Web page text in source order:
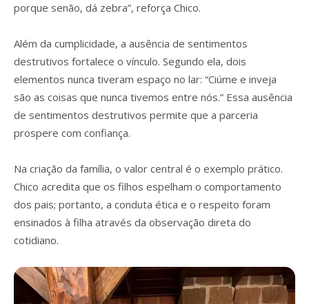
porque senão, dá zebra”, reforça Chico.
Além da cumplicidade, a ausência de sentimentos
destrutivos fortalece o vínculo. Segundo ela, dois
elementos nunca tiveram espaço no lar: “Ciúme e inveja
são as coisas que nunca tivemos entre nós.” Essa ausência
de sentimentos destrutivos permite que a parceria
prospere com confiança.
Na criação da família, o valor central é o exemplo prático.
Chico acredita que os filhos espelham o comportamento
dos pais; portanto, a conduta ética e o respeito foram
ensinados à filha através da observação direta do
cotidiano.